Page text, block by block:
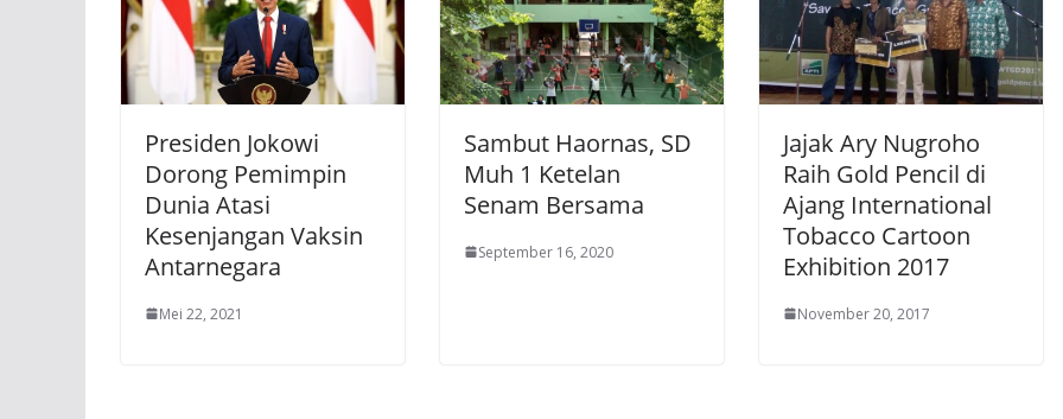
Presiden Jokowi
Dorong Pemimpin
Dunia Atasi
Kesenjangan Vaksin
Antarnegara
Mei 22, 2021
Sambut Haornas, SD
Muh 1 Ketelan
Senam Bersama
September 16, 2020
Jajak Ary Nugroho
Raih Gold Pencil di
Ajang International
Tobacco Cartoon
Exhibition 2017
November 20, 2017